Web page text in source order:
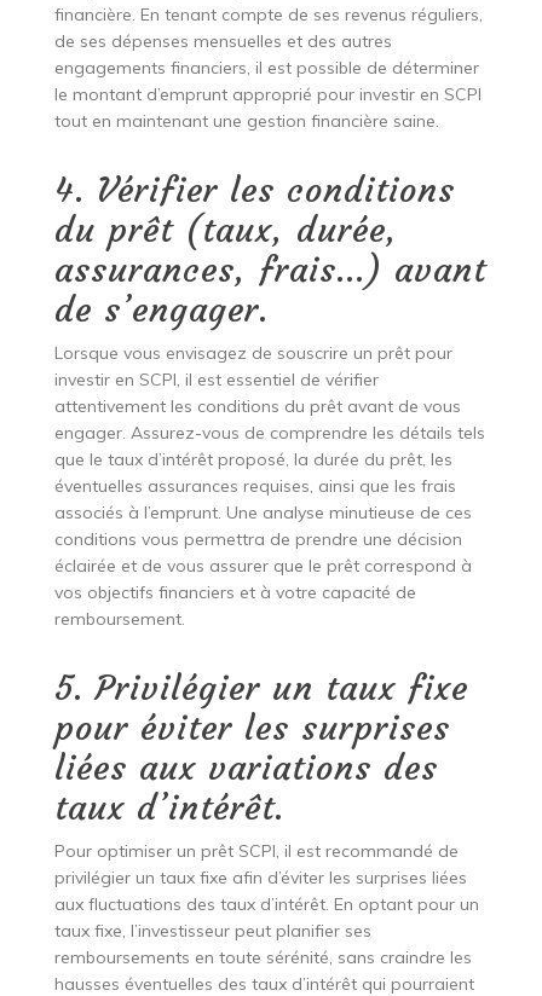
financière. En tenant compte de ses revenus réguliers,
de ses dépenses mensuelles et des autres
engagements financiers, il est possible de déterminer
le montant d’emprunt approprié pour investir en SCPI
tout en maintenant une gestion financière saine.
4. Vérifier les conditions
du prêt (taux, durée,
assurances, frais…) avant
de s’engager.
Lorsque vous envisagez de souscrire un prêt pour
investir en SCPI, il est essentiel de vérifier
attentivement les conditions du prêt avant de vous
engager. Assurez-vous de comprendre les détails tels
que le taux d’intérêt proposé, la durée du prêt, les
éventuelles assurances requises, ainsi que les frais
associés à l’emprunt. Une analyse minutieuse de ces
conditions vous permettra de prendre une décision
éclairée et de vous assurer que le prêt correspond à
vos objectifs financiers et à votre capacité de
remboursement.
5. Privilégier un taux fixe
pour éviter les surprises
liées aux variations des
taux d’intérêt.
Pour optimiser un prêt SCPI, il est recommandé de
privilégier un taux fixe afin d’éviter les surprises liées
aux fluctuations des taux d’intérêt. En optant pour un
taux fixe, l’investisseur peut planifier ses
remboursements en toute sérénité, sans craindre les
hausses éventuelles des taux d’intérêt qui pourraient